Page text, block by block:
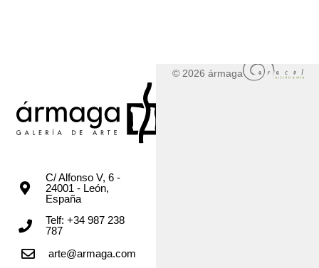
C/ Alfonso V, 6 -
24001 - León,
España
Telf: +34 987 238
787
arte@armaga.com
© 2026 ármaga